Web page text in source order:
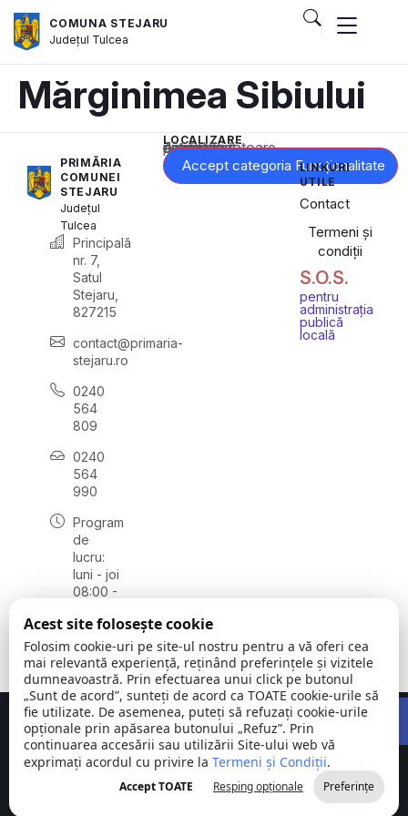
COMUNA STEJARU
Județul Tulcea
Mărginimea Sibiului
PRIMĂRIA
COMUNEI
STEJARU
Județul
Tulcea
Principală
nr. 7,
Satul
Stejaru,
827215
contact@primaria-
stejaru.ro
0240
564
809
0240
564
990
Program
de
lucru:
luni - joi
08:00 -
vineri
08:00 -
14:00
LOCALIZARE
Acest conținut este blocat până când acceptați categoria corespunzătoare de cookie-uri.
Accept categoria Funcționalitate
LINKURI
UTILE
Contact
Termeni și
condiții
S.O.S.
pentru
administrația
publică
locală
Comuna
Stejaru |
județul Tulcea
©
2026
Toate
drepturile
rezervate
Concept realizat deBig Media Relații Publice SRL
Acest site folosește cookie
Folosim cookie-uri pe site-ul nostru pentru a vă oferi cea
mai relevantă experiență, reținând preferințele și vizitele
dumneavoastră. Prin efectuarea unui click pe butonul
„Sunt de acord”, sunteți de acord ca TOATE cookie-urile să
fie utilizate. De asemenea, puteți să refuzați cookie-urile
opționale prin apăsarea butonului „Refuz”. Prin
continuarea accesării sau utilizării Site-ului web vă
exprimați acordul cu privire la Termeni și Condiții.
Accept TOATE Resping opționale Preferințe